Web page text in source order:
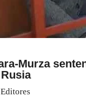
Murza
Editores